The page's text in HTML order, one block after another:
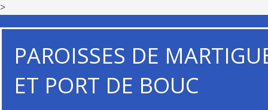
>
PAROISSES DE
ET PORT DE BOUC